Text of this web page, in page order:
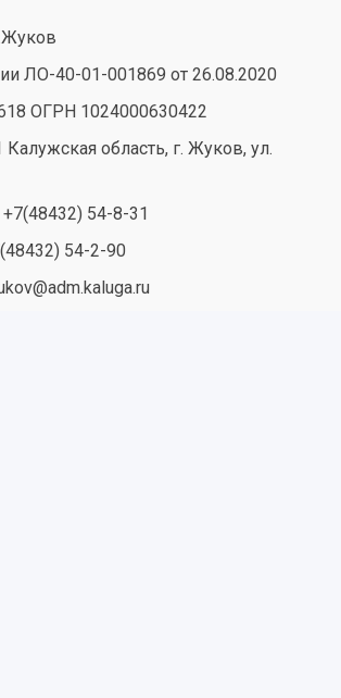
ЛО-40-01-001869 от 26.08.2020
ОГРН 1024000630422
область, г. Жуков, ул.
+7(48432) 54-8-31
54-2-90